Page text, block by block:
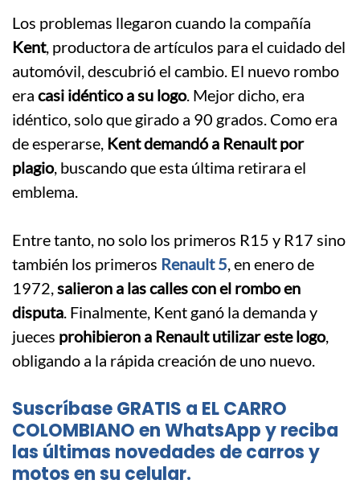
Los problemas llegaron cuando la compañía
Kent, productora de artículos para el cuidado del
automóvil, descubrió el cambio. El nuevo rombo
era casi idéntico a su logo. Mejor dicho, era
idéntico, solo que girado a 90 grados. Como era
de esperarse, Kent demandó a Renault por
plagio, buscando que esta última retirara el
emblema.
Entre tanto, no solo los primeros R15 y R17 sino
también los primeros Renault 5, en enero de
1972,salieron a las calles con el rombo en
disputa. Finalmente, Kent ganó la demanda y
jueces prohibieron a Renault utilizar este logo,
obligando a la rápida creación de uno nuevo.
Suscríbase GRATIS a EL CARRO
COLOMBIANO en WhatsApp y reciba
las últimas novedades de carros y
motos en su celular.